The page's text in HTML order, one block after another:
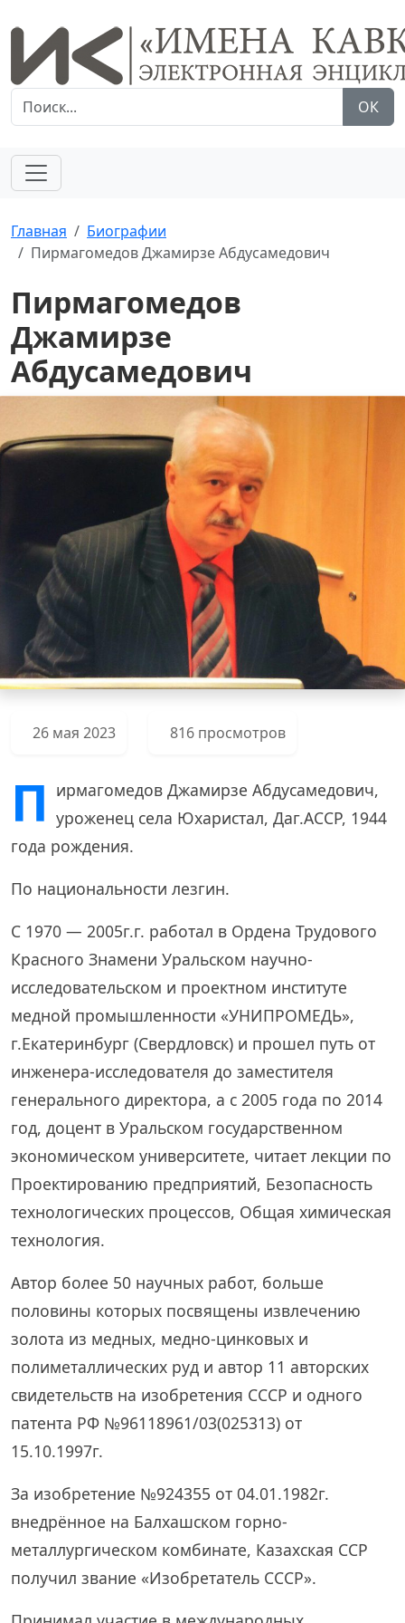
ОК
Главная
Биографии
Пирмагомедов Джамирзе Абдусамедович
Пирмагомедов
Джамирзе
Абдусамедович
26 мая 2023 816 просмотров
П ирмагомедов Джамирзе Абдусамедович,
уроженец села Юхаристал, Даг.АССР, 1944
года рождения.
По национальности лезгин.
С 1970 — 2005г.г. работал в Ордена Трудового
Красного Знамени Уральском научно-
исследовательском и проектном институте
медной промышленности «УНИПРОМЕДЬ»,
г.Екатеринбург (Свердловск) и прошел путь от
инженера-исследователя до заместителя
генерального директора, а с 2005 года по 2014
год, доцент в Уральском государственном
экономическом университете, читает лекции по
Проектированию предприятий, Безопасность
технологических процессов, Общая химическая
технология.
Автор более 50 научных работ, больше
половины которых посвящены извлечению
золота из медных, медно-цинковых и
полиметаллических руд и автор 11 авторских
свидетельств на изобретения СССР и одного
патента РФ №96118961/03(025313) от
15.10.1997г.
За изобретение №924355 от 04.01.1982г.
внедрённое на Балхашском горно-
металлургическом комбинате, Казахская ССР
получил звание «Изобретатель СССР».